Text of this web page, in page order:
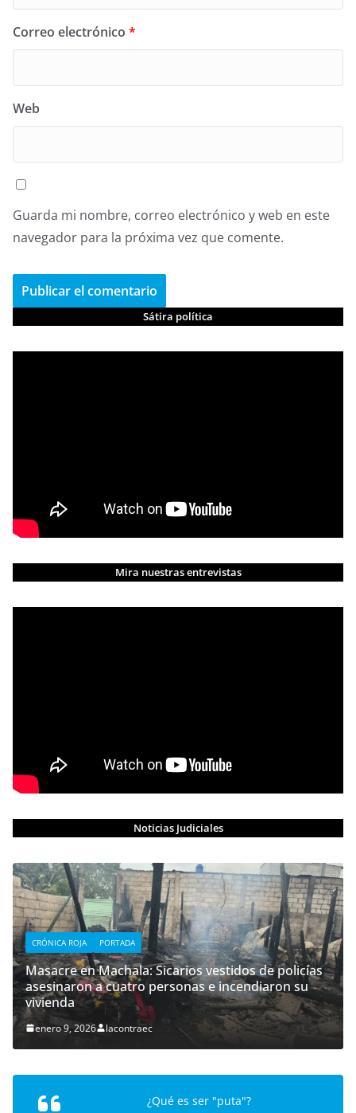
Correo electrónico *
Web
Guarda mi nombre, correo electrónico y web en este
navegador para la próxima vez que comente.
Sátira política
Mira nuestras entrevistas
Noticias Judiciales
CRÓNICA ROJA PORTADA
Masacre en Machala: Sicarios vestidos de policías
asesinaron a cuatro personas e incendiaron su
vivienda
enero 9, 2026 lacontraec
¿Qué es ser "puta"?